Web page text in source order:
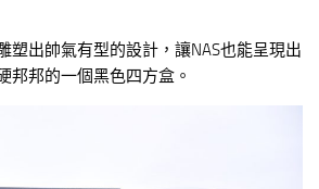
塑出帥氣有型的設計，讓NAS也能呈現出
邦邦的一個黑色四方盒。